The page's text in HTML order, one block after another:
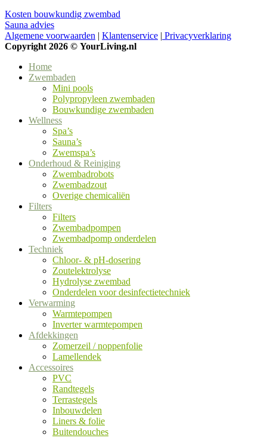
Kosten bouwkundig zwembad
Sauna advies
Algemene voorwaarden | Klantenservice | Privacyverklaring
Copyright 2026 © YourLiving.nl
Home
Zwembaden
Mini pools
Polypropyleen zwembaden
Bouwkundige zwembaden
Wellness
Spa’s
Sauna’s
Zwemspa’s
Onderhoud & Reiniging
Zwembadrobots
Zwembadzout
Overige chemicaliën
Filters
Filters
Zwembadpompen
Zwembadpomp onderdelen
Techniek
Chloor- & pH-dosering
Zoutelektrolyse
Hydrolyse zwembad
Onderdelen voor desinfectietechniek
Verwarming
Warmtepompen
Inverter warmtepompen
Afdekkingen
Zomerzeil / noppenfolie
Lamellendek
Accessoires
PVC
Randtegels
Terrastegels
Inbouwdelen
Liners & folie
Buitendouches